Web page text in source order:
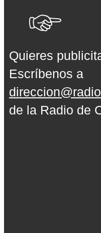
Quieres
Escríbenos a
de la Radio de